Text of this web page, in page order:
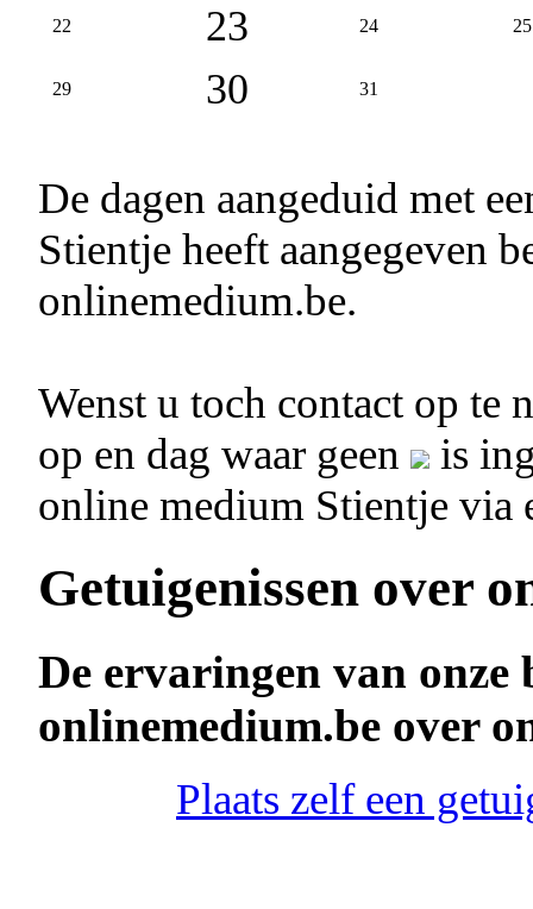
22 23 24 25
29 30 31
De dagen aangeduid met
Stientje heeft aangegeven
onlinemedium.be.
Wenst u toch contact op te
op en dag waar geen
is
online medium Stientje via
Getuigenissen over
De ervaringen van onze
onlinemedium.be over
Plaats zelf een